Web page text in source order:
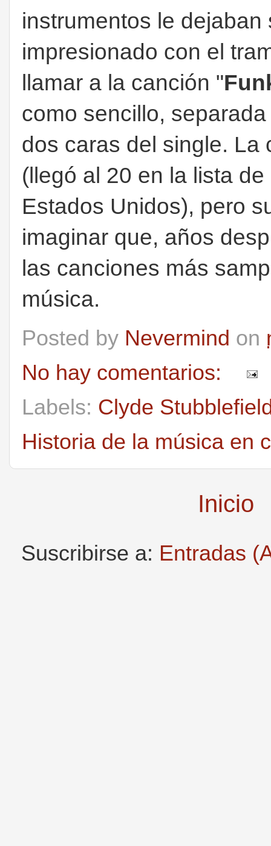
instrumentos le dejaban
impresionado con el
llamar a la canción "
como sencillo,
dos caras del single. La
(llegó al 20 en la lista
Estados Unidos), pero
imaginar que, años
las canciones más
música.
Posted by Nevermind on
No hay comentarios:
Labels: Clyde
Historia de la música en
Inicio
Suscribirse a: Entradas